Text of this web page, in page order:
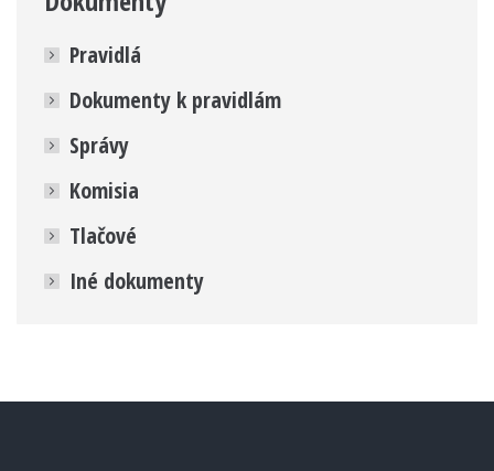
Pravidlá
Dokumenty k pravidlám
Správy
Komisia
Tlačové
Iné dokumenty